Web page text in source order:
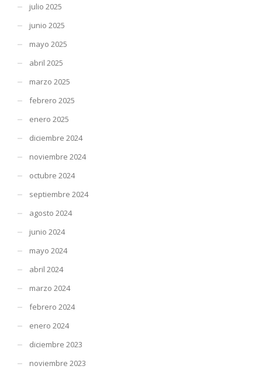
julio 2025
junio 2025
mayo 2025
abril 2025
marzo 2025
febrero 2025
enero 2025
diciembre 2024
noviembre 2024
octubre 2024
septiembre 2024
agosto 2024
junio 2024
mayo 2024
abril 2024
marzo 2024
febrero 2024
enero 2024
diciembre 2023
noviembre 2023